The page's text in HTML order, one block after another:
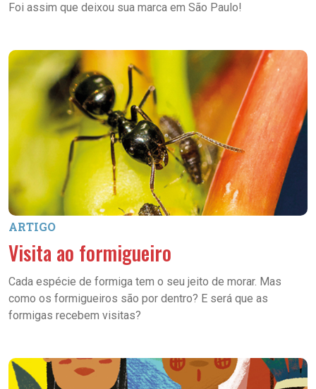
Foi assim que deixou sua marca em São Paulo!
ARTIGO
Visita ao formigueiro
Cada espécie de formiga tem o seu jeito de morar. Mas
como os formigueiros são por dentro? E será que as
formigas recebem visitas?